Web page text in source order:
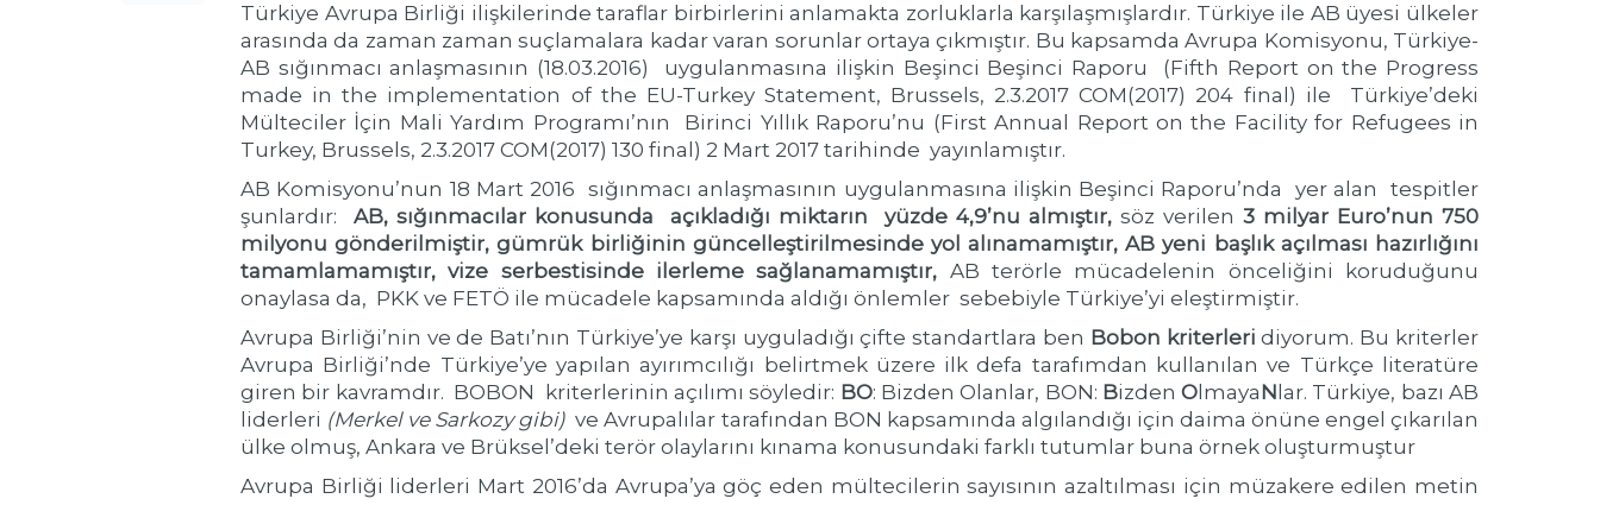
Türkiye Avrupa Birliği ilişkilerinde taraflar birbirlerini anlamakta zorluklarla karşılaşmışlardır. Türkiye ile AB üyesi ülkeler
arasında da zaman zaman suçlamalara kadar varan sorunlar ortaya çıkmıştır. Bu kapsamda Avrupa Komisyonu, Türkiye-
AB sığınmacı anlaşmasının (18.03.2016) uygulanmasına ilişkin Beşinci Beşinci Raporu (Fifth Report on the Progress
made in the implementation of the EU-Turkey Statement, Brussels, 2.3.2017 COM(2017) 204 final) ile Türkiye’deki
Mülteciler İçin Mali Yardım Programı’nın Birinci Yıllık Raporu’nu (First Annual Report on the Facility for Refugees in
Turkey, Brussels, 2.3.2017 COM(2017) 130 final) 2 Mart 2017 tarihinde yayınlamıştır.
AB Komisyonu’nun 18 Mart 2016 sığınmacı anlaşmasının uygulanmasına ilişkin Beşinci Raporu’nda yer alan tespitler
şunlardır:
AB, sığınmacılar konusunda açıkladığı miktarın yüzde 4,9’nu almıştır, söz verilen 3 milyar Euro’nun 750
milyonu gönderilmiştir, gümrük birliğinin güncelleştirilmesinde yol alınamamıştır, AB yeni başlık açılması hazırlığını
tamamlamamıştır, vize serbestisinde ilerleme sağlanamamıştır, AB terörle mücadelenin önceliğini koruduğunu
onaylasa da, PKK ve FETÖ ile mücadele kapsamında aldığı önlemler sebebiyle Türkiye’yi eleştirmiştir.
Avrupa Birliği’nin ve de Batı’nın Türkiye’ye karşı uyguladığı çifte standartlara ben Bobon kriterleridiyorum. Bu kriterler
Avrupa Birliği’nde Türkiye’ye yapılan ayırımcılığı belirtmek üzere ilk defa tarafımdan kullanılan ve Türkçe literatüre
giren bir kavramdır. BOBON kriterlerinin açılımı söyledir: BO: Bizden Olanlar, BON: BizdenO lmaya N lar. Türkiye, bazı AB
liderleri (Merkel ve Sarkozy gibi) ve Avrupalılar tarafından BON kapsamında algılandığı için daima önüne engel çıkarılan
ülke olmuş, Ankara ve Brüksel’deki terör olaylarını kınama konusundaki farklı tutumlar buna örnek oluşturmuştur
Avrupa Birliği liderleri Mart 2016’da Avrupa’ya göç eden mültecilerin sayısının azaltılması için müzakere edilen metin